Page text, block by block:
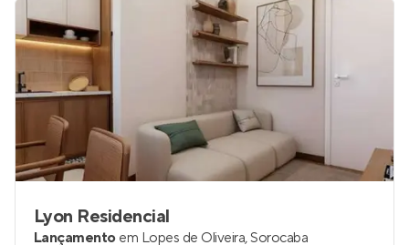
Lyon Residencial
Lançamento em Lopes de Oliveira,Sorocaba